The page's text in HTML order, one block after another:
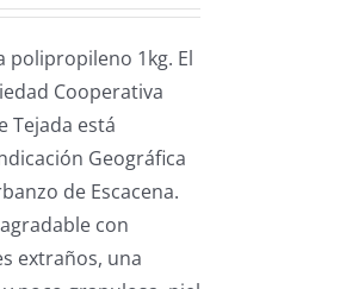
polipropileno 1kg. El
Cooperativa
Tejada está
Geográfica
de Escacena.
con
extraños, una